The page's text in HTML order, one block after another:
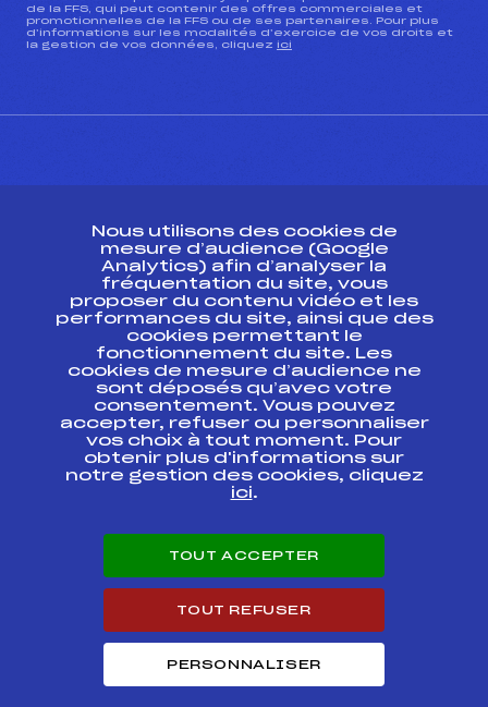
de la FFS, qui peut contenir des offres commerciales et
promotionnelles de la FFS ou de ses partenaires. Pour plus
d’informations sur les modalités d’exercice de vos droits et
la gestion de vos données, cliquez ici
ESPACE PRESSE
Ressources
Pass’Neige
Projet sportif fédéral
Projet de performance fédéral
Antidopage
Pôle Développement, Formation, Suivi
Scientifique
Listes ministérielles
Pôle vie de l’athlète
Carrières
Nous utilisons des cookies de
mesure d’audience (Google
Analytics) afin d’analyser la
fréquentation du site, vous
proposer du contenu vidéo et les
performances du site, ainsi que des
cookies permettant le
fonctionnement du site. Les
cookies de mesure d’audience ne
sont déposés qu’avec votre
consentement. Vous pouvez
accepter, refuser ou personnaliser
vos choix à tout moment. Pour
obtenir plus d'informations sur
notre gestion des cookies, cliquez
ici.
TOUT ACCEPTER
TOUT REFUSER
PERSONNALISER